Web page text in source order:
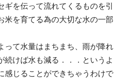
ギを伝って流れてくるものを引
米を育てる為の大切な水の一部
って水量はまちまち、雨が降れ
続けば水も減る．．．というよ
感じることができちゃうわけで